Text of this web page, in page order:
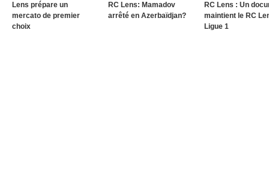
Lens prépare un
mercato de premier
choix
RC Lens: Mamadov
arrêté en Azerbaïdjan?
RC Lens : Un
maintient le RC
Ligue 1